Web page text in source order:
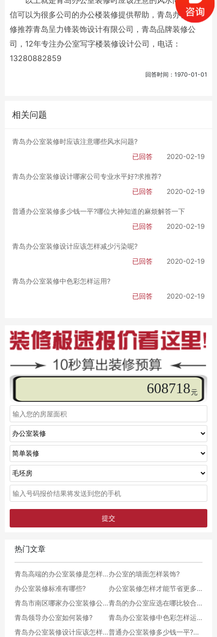
信可以为很多公司的办公楼装修提供帮助，青岛办公室装
修推荐青岛呈力锋装饰设计有限公司，青岛品牌装修公
司，12年专注办公室写字楼装修设计公司，电话：
13280882859
回答时间：1970-01-01
相关问题
青岛办公室装修时应该注意哪些风水问题?
已回答
2020-02-19
青岛办公室装修设计哪家公司专业水平好?求推荐?
已回答
2020-02-19
普通办公室装修多少钱一平?哪位大神知道的麻烦解答一下
已回答
2020-02-19
青岛办公室装修设计应该怎样减少污染呢?
已回答
2020-02-19
青岛办公室装修中色彩怎样运用?
已回答
2020-02-19
615748元
热门文章
青岛高端的办公室装修是怎样收费的?办公室的墙面怎样装饰?
办公室装修标准有哪些?
办公室装修怎样才能节省更多的空间?
青岛市南区哪家办公室装修公司比较好?
青岛的办公室应选在哪比较合适?
青岛领导办公室如何装修?
青岛办公室装修中色彩怎样运用?
青岛办公室装修设计应该怎样减少污染呢?
普通办公室装修多少钱一平?哪位大神知道的麻烦解答一下